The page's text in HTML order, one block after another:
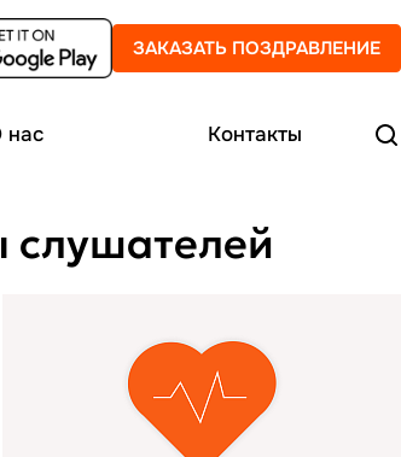
ЗАКАЗАТЬ ПОЗДРАВЛЕНИЕ
нас Контакты
слушателей